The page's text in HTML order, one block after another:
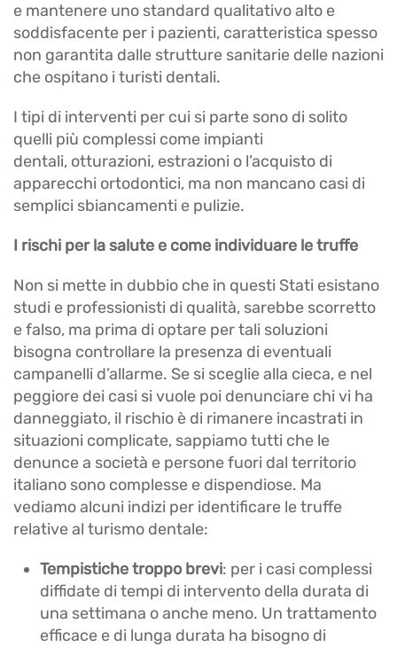
e mantenere uno standard qualitativo alto e
soddisfacente per i pazienti, caratteristica spesso
non garantita dalle strutture sanitarie delle nazioni
che ospitano i turisti dentali.
I tipi di interventi per cui si parte sono di solito
quelli più complessi come impianti
dentali, otturazioni, estrazioni o l’acquisto di
apparecchi ortodontici, ma non mancano casi di
semplici sbiancamenti e pulizie.
I rischi per la salute e come individuare le truffe
Non si mette in dubbio che in questi Stati esistano
studi e professionisti di qualità, sarebbe scorretto
e falso, ma prima di optare per tali soluzioni
bisogna controllare la presenza di eventuali
campanelli d’allarme. Se si sceglie alla cieca, e nel
peggiore dei casi si vuole poi denunciare chi vi ha
danneggiato, il rischio è di rimanere incastrati in
situazioni complicate, sappiamo tutti che le
denunce a società e persone fuori dal territorio
italiano sono complesse e dispendiose. Ma
vediamo alcuni indizi per identificare le truffe
relative al turismo dentale:
Tempistiche troppo brevi: per i casi complessi
diffidate di tempi di intervento della durata di
una settimana o anche meno. Un trattamento
efficace e di lunga durata ha bisogno di